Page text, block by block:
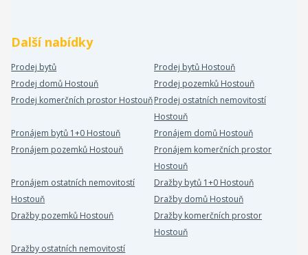
Další nabídky
Prodej bytů
Prodej bytů Hostouň
Prodej domů Hostouň
Prodej pozemků Hostouň
Prodej komerčních prostor HostouňProdej ostatních nemovitostí
Hostouň
Pronájem bytů 1+0 Hostouň
Pronájem domů Hostouň
Pronájem pozemků Hostouň
Pronájem komerčních prostor
Hostouň
Pronájem ostatních nemovitostí
Hostouň
Dražby bytů 1+0 Hostouň
Dražby domů Hostouň
Dražby pozemků Hostouň
Dražby komerčních prostor
Hostouň
Dražby ostatních nemovitostí